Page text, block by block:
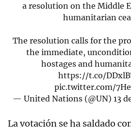
a resolution on the Middle
humanitarian
The resolution calls for the
the immediate,
hostages and
https://t.co/
pic.twitter.com/
— United Nations (@UN) 13
La votación se ha saldado